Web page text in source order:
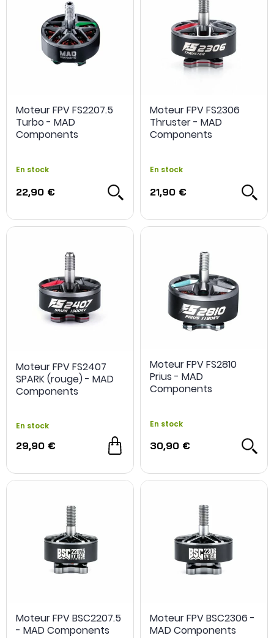
Moteur FPV FS2207.5
Turbo - MAD
Components
En stock
22,90 €
Moteur FPV FS2306
Thruster - MAD
Components
En stock
21,90 €
Moteur FPV FS2407
SPARK (rouge) - MAD
Components
En stock
29,90 €
Moteur FPV FS2810
Prius - MAD
Components
En stock
30,90 €
Moteur FPV BSC2207.5
- MAD Components
Moteur FPV BSC2306 -
MAD Components